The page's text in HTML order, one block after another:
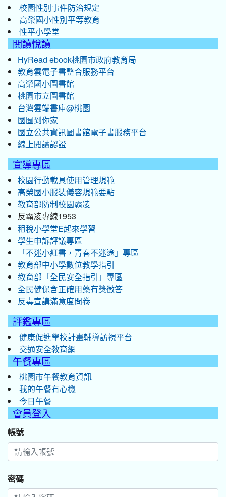
校園性別事件防治規定
高榮國小性別平等教育
性平小學堂
閱讀悅讀
HyRead ebook桃園市政府教育局
教育雲電子書整合服務平台
高榮國小圖書館
桃園市立圖書館
台灣雲端書庫@桃園
國圖到你家
國立公共資訊圖書館電子書服務平台
線上閱讀認證
宣導專區
校園行動載具使用管理規範
高榮國小服裝儀容規範要點
教育部防制校園霸凌
反霸凌專線1953
租稅小學堂E起來學習
學生申訴評議專區
「不迷小紅書，青春不迷途」專區
教育部中小學數位教學指引
教育部「全民安全指引」專區
全民健保含正確用藥有獎徵答
反毒宣講滿意度問卷
評鑑專區
健康促進學校計畫輔導訪視平台
交通安全教育網
午餐專區
桃園市午餐教育資訊
我的午餐有心機
今日午餐
會員登入
帳號
密碼